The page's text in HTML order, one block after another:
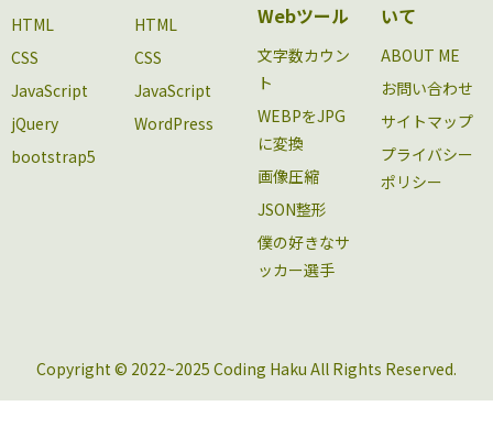
HTML
CSS
JavaScript
jQuery
bootstrap5
HTML
CSS
JavaScript
WordPress
Webツール
文字数カウン
ト
WEBPをJPG
に変換
画像圧縮
JSON整形
僕の好きなサ
ッカー選手
いて
ABOUT ME
お問い合わせ
サイトマップ
プライバシー
ポリシー
Copyright © 2022~2025 Coding Haku All Rights Reserved.